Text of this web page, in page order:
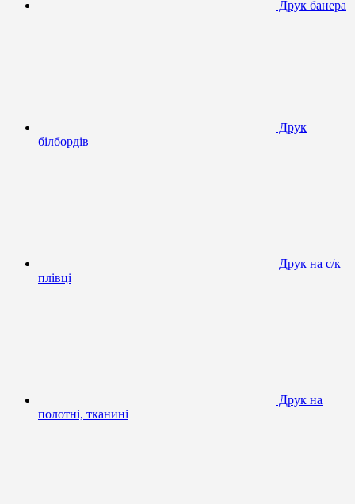
Друк банера
Друк
білбордів
Друк на с/к
плівці
Друк на
полотні, тканині